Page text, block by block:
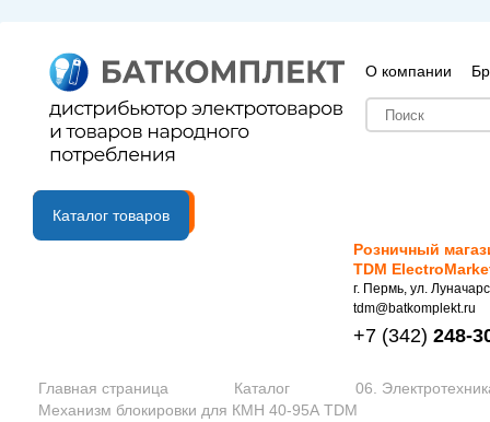
О компании
B2B портал
Каталог товаров
Розничный
TDM
г. Пермь, ул.
tdm@batkomplekt.ru
+7 (342) 248-
Главная страница Каталог
06.
Механизм блокировки для КМН 40-95А TDM